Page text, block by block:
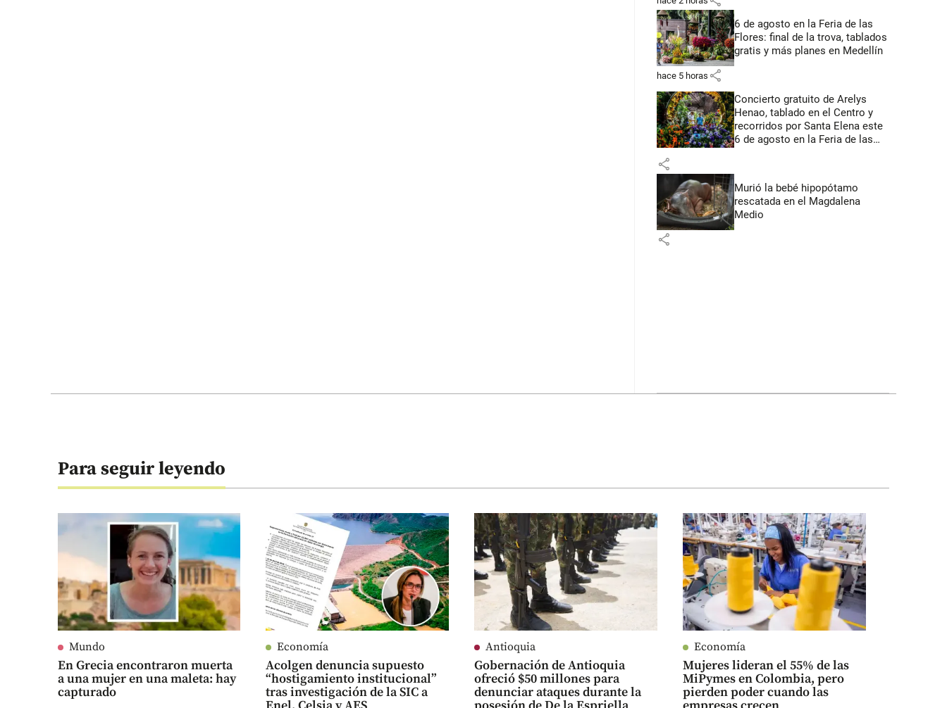
6 de agosto en la Feria de las
Flores: final de la trova, tablados
gratis y más planes en Medellín
hace 5 horas share
Concierto gratuito de Arelys
Henao, tablado en el Centro y
recorridos por Santa Elena este
6 de agosto en la Feria de las
share
Murió la bebé hipopótamo
rescatada en el Magdalena
Medio
share
Para seguir leyendo
Mundo
En Grecia encontraron muerta
a una mujer en una maleta: hay
capturado
Economía
Acolgen denuncia supuesto
“hostigamiento institucional”
tras investigación de la SIC a
Antioquia
Gobernación de Antioquia
ofreció $50 millones para
denunciar ataques durante la
Economía
Mujeres lideran el 55% de las
MiPymes en Colombia, pero
pierden poder cuando las